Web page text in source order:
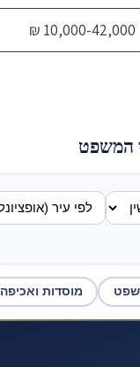
10,000-42,000 ₪
המשפט
מוסדות ואכיפה